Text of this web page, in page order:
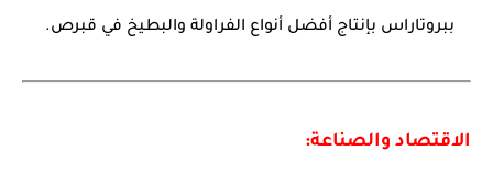
ببروتاراس بإنتاج أفضل أنواع الفراولة والبطيخ في قبرص.
الاقتصاد والصناعة: